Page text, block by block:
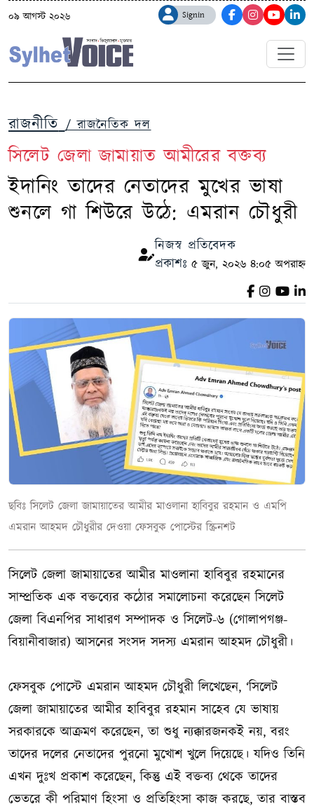
০৯ আগস্ট ২০২৬ Signin
রাজনীতি / রাজনৈতিক দল
সিলেট জেলা জামায়াত আমীরের বক্তব্য
ইদানিং তাদের নেতাদের মুখের ভাষা
শুনলে গা শিউরে উঠে: এমরান চৌধুরী
নিজস্ব প্রতিবেদক
প্রকাশঃ ৫ জুন, ২০২৬ ৪:০৫ অপরাহ্ন
ছবিঃ সিলেট জেলা জামায়াতের আমীর মাওলানা হাবিবুর রহমান ও এমপি
এমরান আহমদ চৌধুরীর দেওয়া ফেসবুক পোস্টের স্ক্রিনশট
সিলেট জেলা জামায়াতের আমীর মাওলানা হাবিবুর রহমানের
সাম্প্রতিক এক বক্তব্যের কঠোর সমালোচনা করেছেন সিলেট
জেলা বিএনপির সাধারণ সম্পাদক ও সিলেট-৬ (গোলাপগঞ্জ-
বিয়ানীবাজার) আসনের সংসদ সদস্য এমরান আহমদ চৌধুরী।
ফেসবুক পোস্টে এমরান আহমদ চৌধুরী লিখেছেন, ‘সিলেট
জেলা জামায়াতের আমীর হাবিবুর রহমান সাহেব যে ভাষায়
সরকারকে আক্রমণ করেছেন, তা শুধু ন্যক্কারজনকই নয়, বরং
তাদের দলের নেতাদের পুরনো মুখোশ খুলে দিয়েছে। যদিও তিনি
এখন দুঃখ প্রকাশ করেছেন, কিন্তু এই বক্তব্য থেকে তাদের
ভেতরে কী পরিমাণ হিংসা ও প্রতিহিংসা কাজ করছে, তার বাস্তব